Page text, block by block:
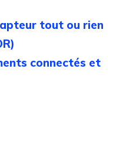
tout ou rien
connectés et